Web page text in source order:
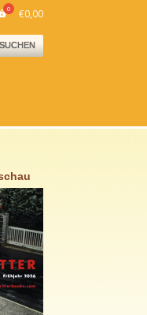
€0,00
SUCHEN